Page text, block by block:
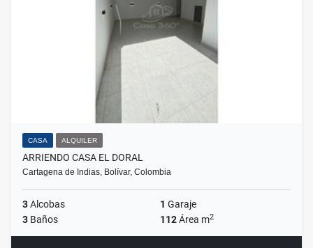
CASA ALQUILER
ARRIENDO CASA EL DORAL
Cartagena de Indias, Bolívar, Colombia
3Alcobas 1 Garaje
3 Baños 112Área m2